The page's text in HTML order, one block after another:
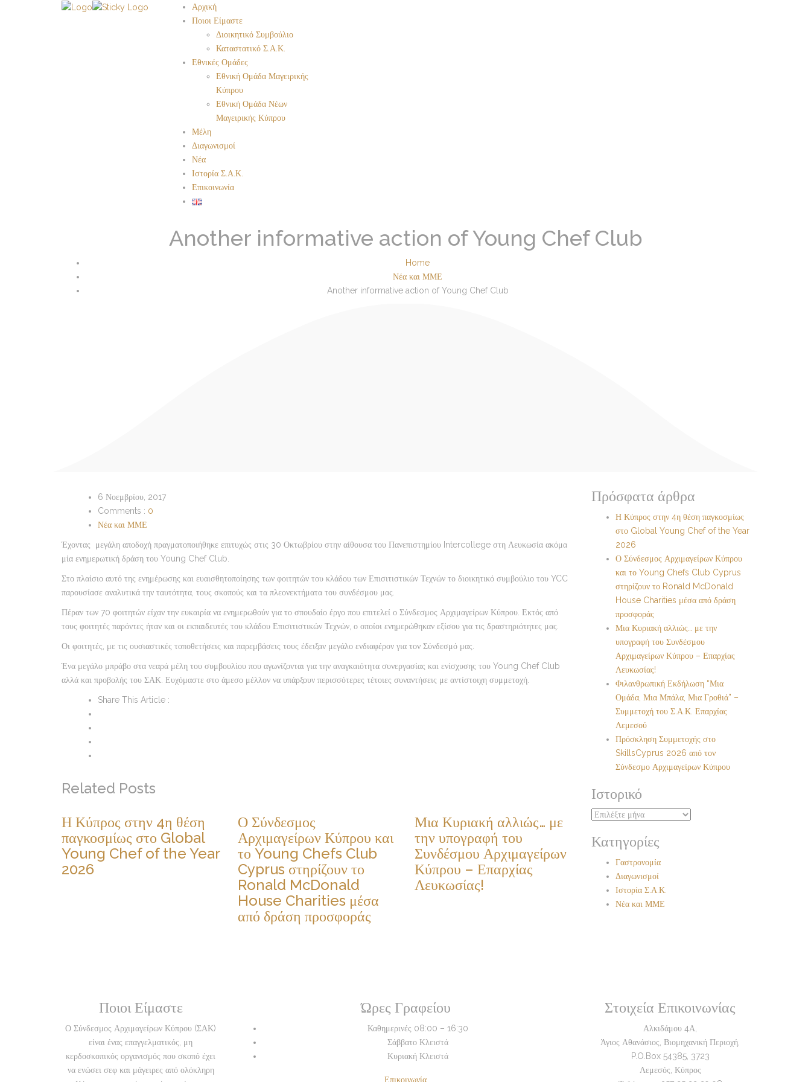
Αρχική
Ποιοι Είμαστε
Διοικητικό Συμβούλιο
Καταστατικό Σ.Α.Κ.
Εθνικές Ομάδες
Εθνική Ομάδα Μαγειρικής
Κύπρου
Εθνική Ομάδα Νέων
Μαγειρικής Κύπρου
Μέλη
Διαγωνισμοί
Νέα
Ιστορία Σ.Α.Κ.
Επικοινωνία
Another informative action of Young Chef Club
Home
Νέα και ΜΜΕ
Another informative action of Young Chef Club
6 Νοεμβρίου, 2017
Comments : 0
Νέα και ΜΜΕ
Έχοντας μεγάλη αποδοχή πραγματοποιήθηκε επιτυχώς στις 30 Οκτωβρίου στην αίθουσα του Πανεπιστημίου Intercollege στη Λευκωσία ακόμα
μία ενημερωτική δράση του Young Chef Club.
Στο πλαίσιο αυτό της ενημέρωσης και ευαισθητοποίησης των φοιτητών του κλάδου των Επισιτιστικών Τεχνών το διοικητικό συμβούλιο του YCC
παρουσίασε αναλυτικά την ταυτότητα, τους σκοπούς και τα πλεονεκτήματα του συνδέσμου μας.
Πέραν των 70 φοιτητών είχαν την ευκαιρία να ενημερωθούν για το σπουδαίο έργο που επιτελεί ο Σύνδεσμος Αρχιμαγείρων Κύπρου. Εκτός από
τους φοιτητές παρόντες ήταν και οι εκπαιδευτές του κλάδου Επισιτιστικών Τεχνών, ο οποίοι ενημερώθηκαν εξίσου για τις δραστηριότητες μας.
Οι φοιτητές, με τις ουσιαστικές τοποθετήσεις και παρεμβάσεις τους έδειξαν μεγάλο ενδιαφέρον για τον Σύνδεσμό μας.
Ένα μεγάλο μπράβο στα νεαρά μέλη του συμβουλίου που αγωνίζονται για την αναγκαιότητα συνεργασίας και ενίσχυσης του Young Chef Club
αλλά και προβολής του ΣΑΚ. Ευχόμαστε στο άμεσο μέλλον να υπάρξουν περισσότερες τέτοιες συναντήσεις με αντίστοιχη συμμετοχή.
Share This Article :
Related Posts
Η Κύπρος στην 4η θέση
παγκοσμίως στο Global
Young Chef of the Year
2026
Ο Σύνδεσμος
Αρχιμαγείρων Κύπρου και
το Young Chefs Club
Cyprus στηρίζουν το
Ronald McDonald
House Charities μέσα
από δράση προσφοράς
Μια Κυριακή αλλιώς… με
την υπογραφή του
Συνδέσμου Αρχιμαγείρων
Κύπρου – Επαρχίας
Λευκωσίας!
Πρόσφατα άρθρα
Η Κύπρος στην 4η θέση παγκοσμίως
στο Global Young Chef of the Year
2026
Ο Σύνδεσμος Αρχιμαγείρων Κύπρου
και το Young Chefs Club Cyprus
στηρίζουν το Ronald McDonald
House Charities μέσα από δράση
προσφοράς
Μια Κυριακή αλλιώς… με την
υπογραφή του Συνδέσμου
Αρχιμαγείρων Κύπρου – Επαρχίας
Λευκωσίας!
Φιλανθρωπική Εκδήλωση “Μια
Ομάδα, Μια Μπάλα, Μια Γροθιά” –
Συμμετοχή του Σ.Α.Κ. Επαρχίας
Λεμεσού
Πρόσκληση Συμμετοχής στο
SkillsCyprus 2026 από τον
Σύνδεσμο Αρχιμαγείρων Κύπρου
Ιστορικό
Ιστορικό
Κατηγορίες
Γαστρονομία
Διαγωνισμοί
Ιστορία Σ.Α.Κ.
Νέα και ΜΜΕ
Ποιοι Είμαστε
Ο Σύνδεσμος Αρχιμαγείρων Κύπρου (ΣΑΚ)
είναι ένας επαγγελματικός, μη
κερδοσκοπικός οργανισμός που σκοπό έχει
να ενώσει σεφ και μάγειρες από ολόκληρη
Ώρες Γραφείου
Καθημερινές 08:00 – 16:30
Σάββατο Κλειστά
Κυριακή Κλειστά
Επικοινωνία
Στοιχεία Επικοινωνίας
Αλκιδάμου 4Α,
Άγιος Αθανάσιος, Βιομηχανική Περιοχή,
P.O.Box 54385, 3723
Λεμεσός, Κύπρος